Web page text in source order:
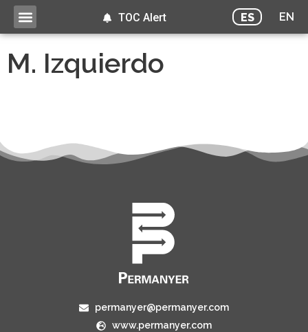
ES EN
TOC Alert
M. Izquierdo
permanyer@permanyer.com
www.permanyer.com